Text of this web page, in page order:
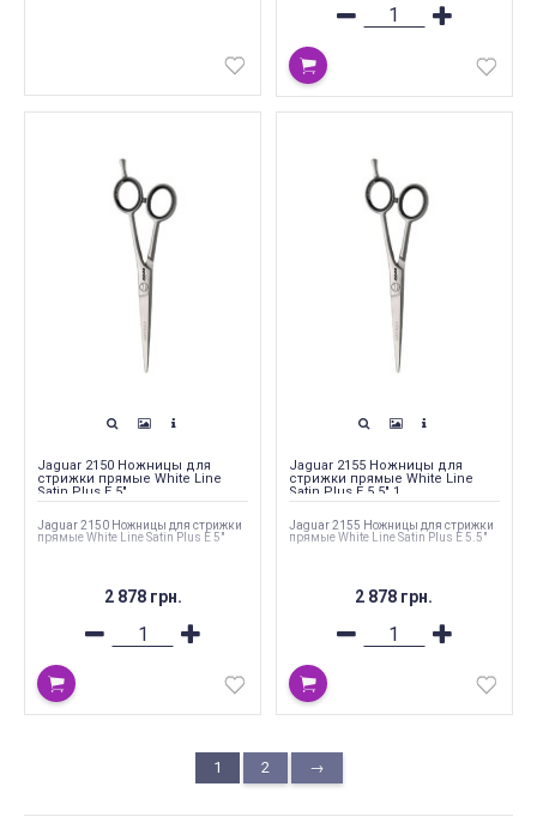
Jaguar 2150 Ножницы для
стрижки прямые White Line
Satin Plus E 5"
Jaguar 2150 Ножницы для стрижки
прямые White Line Satin Plus E 5"
2 878 грн.
Jaguar 2155 Ножницы для
стрижки прямые White Line
Satin Plus E 5.5" 1
Jaguar 2155 Ножницы для стрижки
прямые White Line Satin Plus E 5.5"
2 878 грн.
1 2 →